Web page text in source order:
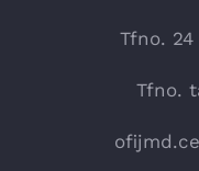
Tfno. 24
Tfno.